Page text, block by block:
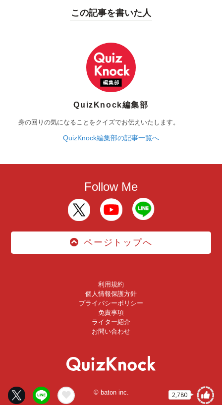
2,780
この記事を書いた人
QuizKnock編集部
身の回りの気になることをクイズでお伝えいたします。
QuizKnock編集部の記事一覧へ
Follow Me
ページトップへ
利用規約
個人情報保護方針
プライバシーポリシー
免責事項
ライター紹介
お問い合わせ
© baton inc.